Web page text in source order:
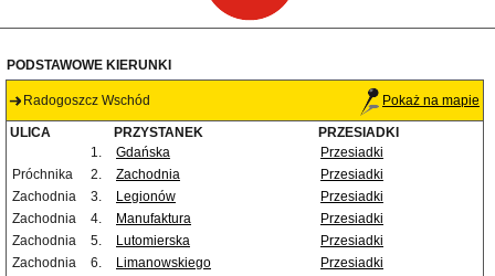
PODSTAWOWE KIERUNKI
Radogoszcz Wschód Pokaż na mapie
ULICA PRZYSTANEK
PRZESIADKI
1.
Gdańska
Przesiadki
Próchnika
2. Zachodnia
Przesiadki
Zachodnia
3. Legionów
Przesiadki
Zachodnia
4. Manufaktura
Przesiadki
Zachodnia
5. Lutomierska
Przesiadki
Zachodnia
6. Limanowskiego
Przesiadki